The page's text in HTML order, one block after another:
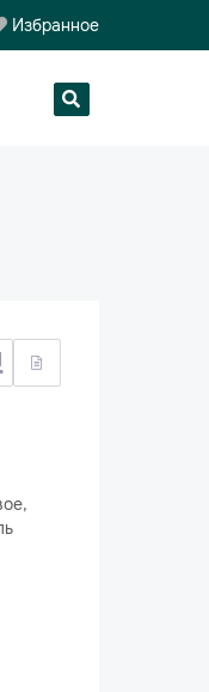
Избранное